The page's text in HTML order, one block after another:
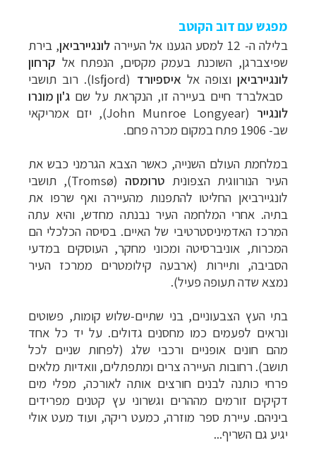
מפגש עם דוב הקוטב
בלילה ה- 12 למסע הגענו אל העיירה
לונגיירביאן, בירת
שפיצברגן, השוכנת בעמק מקסים, הנפתח אל קרחון
לונגיירביאןוצופה אל איספיורד (
Isfjord). רוב תושבי
סבאלברד חיים בעיירה זו, הנקראת על שם ג'ון מונרו
לונגייר (
John Munroe Longyear), יזם אמריקאי
שב- 1906 פתח במקום מכרה פחם.
במלחמת העולם השנייה, כאשר הצבא הגרמני כבש את
העיר הנורווגית הצפונית טרומסה (
Tromsø), תושבי
לונגיירביאן החליטו להתפנות מהעיירה ואף שרפו את
בתיה. אחרי המלחמה העיר נבנתה מחדש, והיא עתה
המרכז האדמיניסטרטיבי של האיים. בסיסה הכלכלי הם
המכרות, אוניברסיטה ומכוני מחקר, העוסקים במדעי
הסביבה, ותיירות (ארבעה קילומטרים ממרכז העיר
נמצא שדה תעופה פעיל).
בתי העץ הצבעוניים, בני שתיים-שלוש קומות, פשוטים
ונראים לפעמים כמו מחסנים גדולים. על יד כל אחד
מהם חונים אופניים ורכבי שלג (לפחות שניים לכל
תושב). רחובות העיירה צרים ומתפתלים, וואדיות מלאים
פרחי כותנה לבנים חורצים אותה לאורכה, מפלי מים
דקיקים זורמים מההרים וגשרוני עץ קטנים מפרידים
ביניהם. עיירת ספר מוזרה, כמעט ריקה, ועוד מעט אולי
יגיע גם השריף...